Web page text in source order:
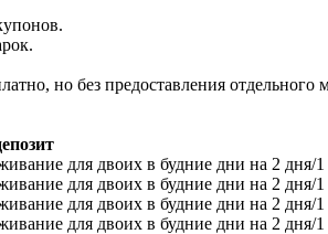
но без предоставления отдельного
для двоих в будние дни на 2 дня/
для двоих в будние дни на 2
для двоих в будние дни на 2 дня/
для двоих в будние дни на 2